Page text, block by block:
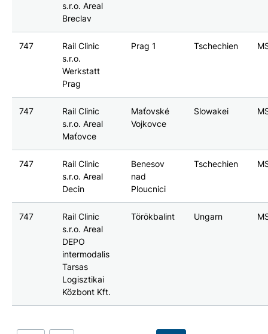
s.r.o. Areal
Breclav
747
Rail Clinic
s.r.o.
Werkstatt
Prag
Prag 1 Tschechien
747
Rail Clinic
s.r.o. Areal
Maťovce
Maťovské
Vojkovce
Slowakei
747
Rail Clinic
s.r.o. Areal
Decin
Benesov
nad
Ploucnici
Tschechien
747
Rail Clinic
s.r.o. Areal
DEPO
intermodalis
Tarsas
Logisztikai
Közbont Kft.
Törökbalint Ungarn